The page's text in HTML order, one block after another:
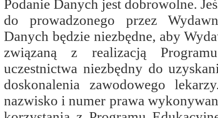
Podanie Danych jest dobrowolne.
do prowadzonego przez
Danych będzie niezbędne, aby
związaną z realizacją
uczestnictwa niezbędny do
doskonalenia zawodowego
nazwisko i numer prawa